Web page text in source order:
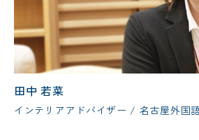
田中 若菜
インテリアアドバイザー / 名古屋外国